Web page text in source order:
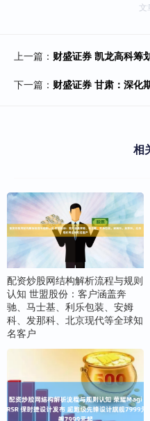
上一篇： 财盛证券 凯龙高科筹
下一篇： 财盛证券 甘肃：深化
相
配资炒股网结构解析流程与规则
认知 世盟股份：客户涵盖奔
驰、马士基、利乐包装、安姆
科、发那科、北京现代等全球知
名客户